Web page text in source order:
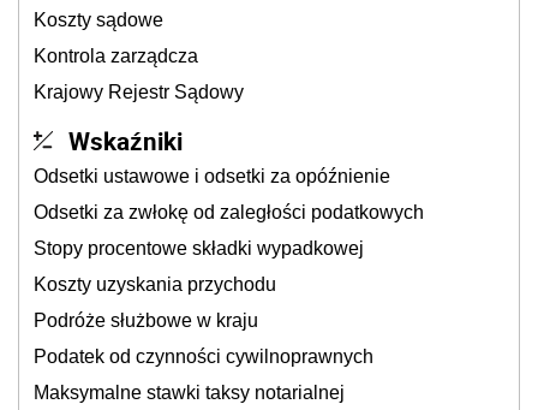
Koszty sądowe
Kontrola zarządcza
Krajowy Rejestr Sądowy
Wskaźniki
Odsetki ustawowe i odsetki za opóźnienie
Odsetki za zwłokę od zaległości podatkowych
Stopy procentowe składki wypadkowej
Koszty uzyskania przychodu
Podróże służbowe w kraju
Podatek od czynności cywilnoprawnych
Maksymalne stawki taksy notarialnej